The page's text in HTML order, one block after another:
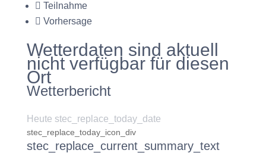
Teilnahme
Vorhersage
Wetterdaten sind aktuell
nicht verfügbar für diesen
Ort
Wetterbericht
Heute stec_replace_today_date
stec_replace_today_icon_div
stec_replace_current_summary_text